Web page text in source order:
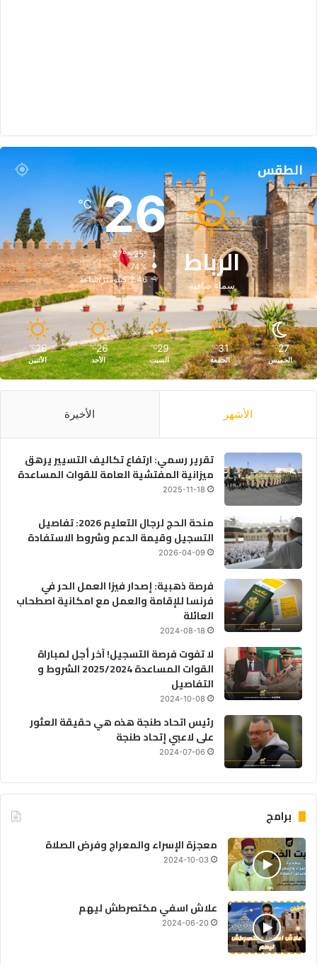
الطقس
الرباط
سماء صافية
26
℃
27º - 25º
74%
2.46 كيلومتر/ساعة
27
℃
الخميس
31
℃
الجمعة
29
℃
السبت
26
℃
الأحد
26
℃
الأثنين
الأشهر الأخيرة
تقرير رسمي: ارتفاع تكاليف التسيير يرهق
ميزانية المفتشية العامة للقوات المساعدة
2025-11-18
منحة الحج لرجال التعليم 2026: تفاصيل
التسجيل وقيمة الدعم وشروط الاستفادة
2026-04-09
فرصة ذهبية: إصدار فيزا العمل الحر في
فرنسا للإقامة والعمل مع امكانية اصطحاب
العائلة
2024-08-18
لا تفوت فرصة التسجيل! آخر أجل لمباراة
القوات المساعدة 2025/2024 الشروط و
التفاصيل
2024-10-08
رئيس اتحاد طنجة هذه هي حقيقة العثور
على لاعبي إتحاد طنجة
2024-07-06
برامج
معجزة الإسراء والمعراج وفرض الصلاة
2024-10-03
علاش اسفي مكتصرطش ليهم
2024-06-20